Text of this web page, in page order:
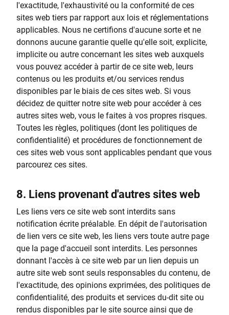
l'exactitude, l'exhaustivité ou la conformité de ces
sites web tiers par rapport aux lois et réglementations
applicables. Nous ne certifions d'aucune sorte et ne
donnons aucune garantie quelle qu'elle soit, explicite,
implicite ou autre concernant les sites web auxquels
vous pouvez accéder à partir de ce site web, leurs
contenus ou les produits et/ou services rendus
disponibles par le biais de ces sites web. Si vous
décidez de quitter notre site web pour accéder à ces
autres sites web, vous le faites à vos propres risques.
Toutes les règles, politiques (dont les politiques de
confidentialité) et procédures de fonctionnement de
ces sites web vous sont applicables pendant que vous
parcourez ces sites.
8. Liens provenant d'autres sites web
Les liens vers ce site web sont interdits sans
notification écrite préalable. En dépit de l'autorisation
de lien vers ce site web, les liens vers toute autre page
que la page d'accueil sont interdits. Les personnes
donnant l'accès à ce site web par un lien depuis un
autre site web sont seuls responsables du contenu, de
l'exactitude, des opinions exprimées, des politiques de
confidentialité, des produits et services du-dit site ou
rendus disponibles par le site source ainsi que de